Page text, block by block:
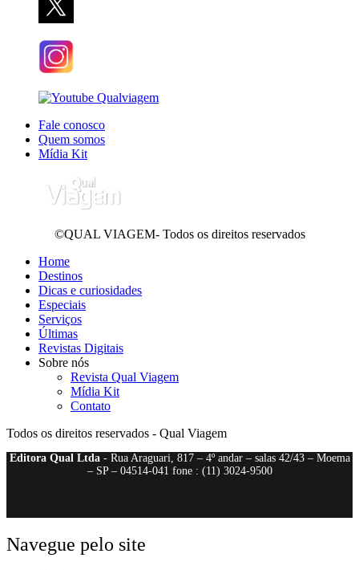
Fale conosco
Quem somos
Mídia Kit
©QUAL VIAGEM- Todos os direitos reservados
Home
Destinos
Dicas e curiosidades
Especiais
Serviços
Últimas
Revistas Digitais
Sobre nós
Revista Qual Viagem
Mídia Kit
Contato
Todos os direitos reservados - Qual Viagem
Editora Qual Ltda- Rua Araguari, 817 – 4º andar – salas 42/43 – Moema
– SP – 04514-041 fone : (11) 3024-9500
Navegue pelo site